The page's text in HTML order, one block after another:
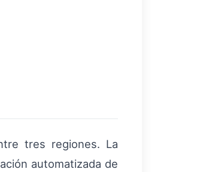
tres regiones. La
automatizada de